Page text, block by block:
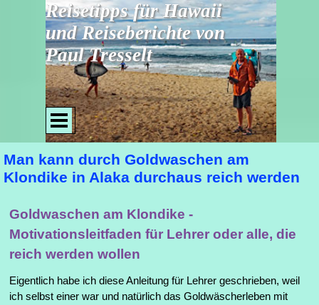
Direkt zum Seiteninhalt
Reisetipps für Hawaii
und Reiseberichte von
Paul Tresselt
Menü überspringen
Man kann durch Goldwaschen am
Klondike in Alaka durchaus reich werden
Goldwaschen am Klondike -
Motivationsleitfaden für Lehrer oder alle, die
reich werden wollen
Eigentlich habe ich diese Anleitung für Lehrer geschrieben, weil
ich selbst einer war und natürlich das Goldwäscherleben mit